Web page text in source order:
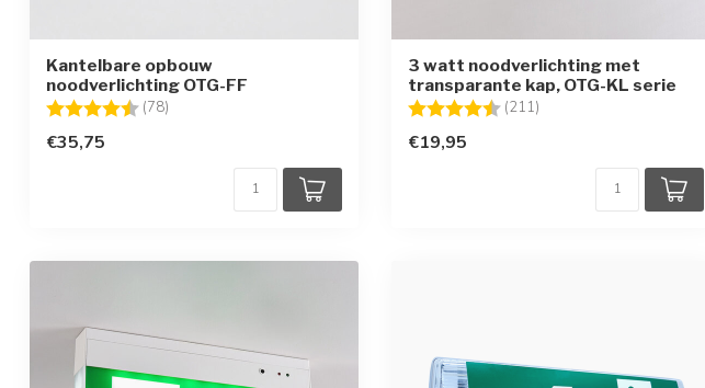
Kantelbare opbouw
noodverlichting OTG-FF
Beoordeling: (78)
€35,75
3 watt noodverlichting met
transparante kap, OTG-KL serie
Beoordeling: (211)
€19,95